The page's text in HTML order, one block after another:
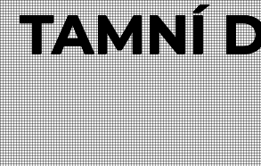
TAMNÍ